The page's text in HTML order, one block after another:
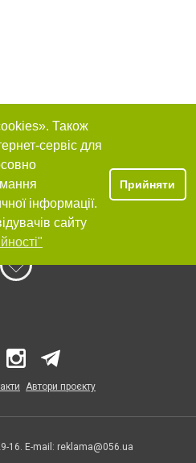
Також
сервіс для
інформації.
сайту
Прийняти
Автори проєкту
16. E-mail: reklama@056.ua